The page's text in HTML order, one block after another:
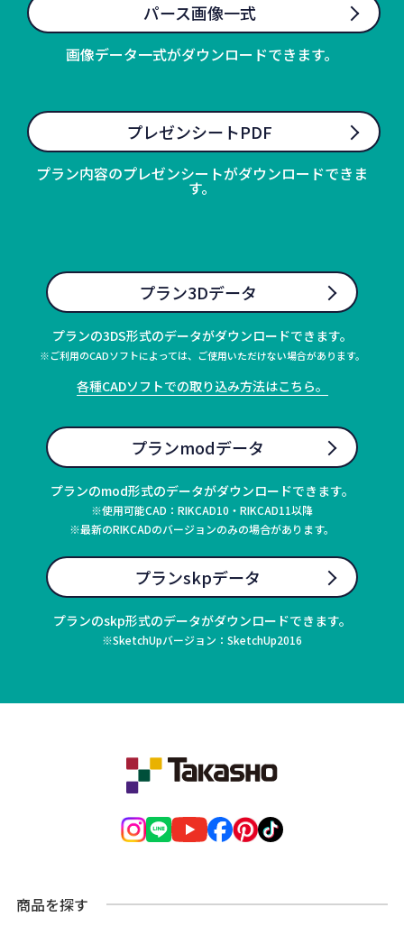
パース画像一式
画像データ一式がダウンロードできます。
プレゼンシートPDF
プラン内容のプレゼンシートがダウンロードできま
す。
プラン3Dデータ
プランの3DS形式のデータがダウンロードできます。
※ご利用のCADソフトによっては、ご使用いただけない場合があります。
各種CADソフトでの取り込み方法はこちら。
プランmodデータ
プランのmod形式のデータがダウンロードできます。
※使用可能CAD：RIKCAD10・RIKCAD11以降
※最新のRIKCADのバージョンのみの場合があります。
プランskpデータ
プランのskp形式のデータがダウンロードできます。
※SketchUpバージョン：SketchUp2016
商品を探す